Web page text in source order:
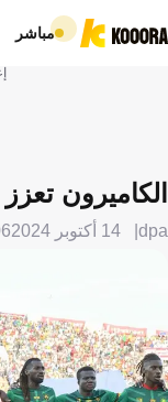
مباشر
الكاميرون
dpa 14 أكتوبر 2024